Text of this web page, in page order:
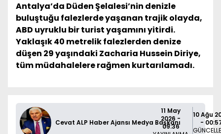
Antalya’da Düden Şelalesi’nin denizle
buluştuğu falezlerde yaşanan trajik olayda,
ABD uyruklu bir turist yaşamını yitirdi.
Yaklaşık 40 metrelik falezlerden denize
düşen 29 yaşındaki Zacharia Hussein Diriye,
tüm müdahalelere rağmen kurtarılamadı.
Cevat ALP Haber Ajansı Medya Başkanı
11 May
2026 -
09:36
10 Ağu
-